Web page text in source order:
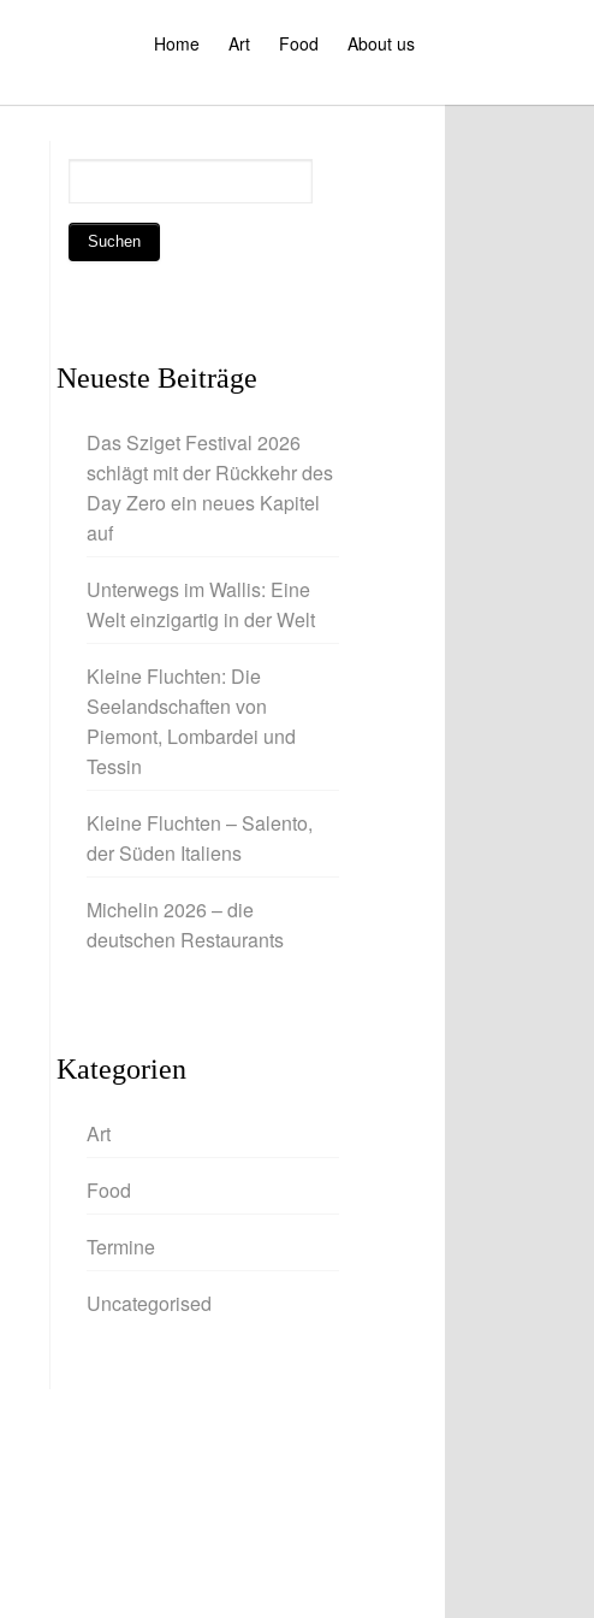
Home Art Food About us
Neueste Beiträge
Das Sziget Festival 2026
schlägt mit der Rückkehr des
Day Zero ein neues Kapitel
auf
Unterwegs im Wallis: Eine
Welt einzigartig in der Welt
Kleine Fluchten: Die
Seelandschaften von
Piemont, Lombardei und
Tessin
Kleine Fluchten – Salento,
der Süden Italiens
Michelin 2026 – die
deutschen Restaurants
Kategorien
Art
Food
Termine
Uncategorised